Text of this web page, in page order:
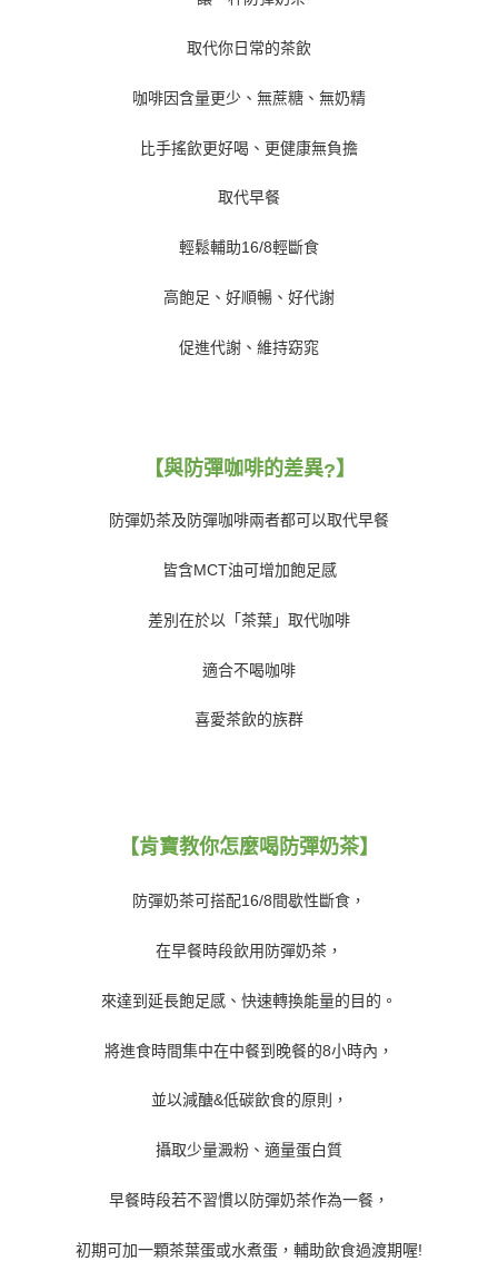
取代你日常的茶飲
咖啡因含量更少、無蔗糖、無奶精
比手搖飲更好喝、更健康無負擔
取代早餐
輕鬆輔助16/8輕斷食
高飽足、好順暢、好代謝
促進代謝、維持窈窕
【與防彈咖啡的差異?】
防彈奶茶及防彈咖啡兩者都可以取代早餐
皆含MCT油可增加飽足感
差別在於以「茶葉」取代咖啡
適合不喝咖啡
喜愛茶飲的族群
【肯寶教你怎麼喝防彈奶茶】
防彈奶茶可搭配16/8間歇性斷食，
在早餐時段飲用防彈奶茶，
來達到延長飽足感、快速轉換能量的目的。
將進食時間集中在中餐到晚餐的8小時內，
並以減醣&低碳飲食的原則，
攝取少量澱粉、適量蛋白質
早餐時段若不習慣以防彈奶茶作為一餐，
初期可加一顆茶葉蛋或水煮蛋，輔助飲食過渡期喔!